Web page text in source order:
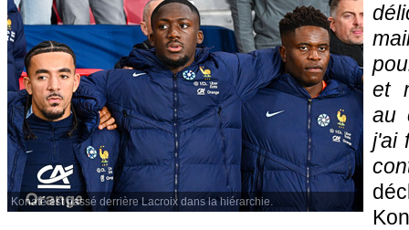
Konaté est passé derrière Lacroix dans la hiérarchie.
et
au
j'ai